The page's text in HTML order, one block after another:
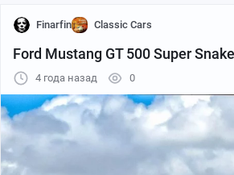
насосом, представлявшую собой
тип двигателя.
Finarfin Classic Cars
Ford Mustang GT 500 Super Snake
4 года назад 0